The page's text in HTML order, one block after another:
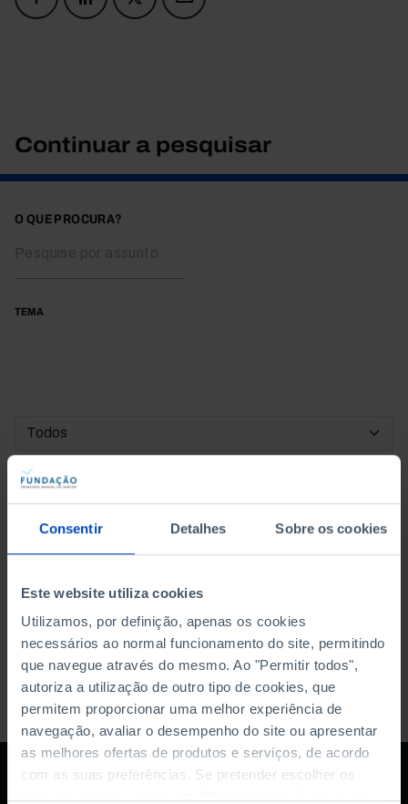
Consentir Detalhes Sobre os cookies
Este website utiliza cookies
Utilizamos, por definição, apenas os cookies
necessários ao normal funcionamento do site, permitindo
que navegue através do mesmo. Ao "Permitir todos",
autoriza a utilização de outro tipo de cookies, que
permitem proporcionar uma melhor experiência de
navegação, avaliar o desempenho do site ou apresentar
as melhores ofertas de produtos e serviços, de acordo
com as suas preferências. Se pretender escolher os
Continuar a pesquisar
O QUE PROCURA?
TEMA
DATA DE INÍCIO
DATA DE FIM